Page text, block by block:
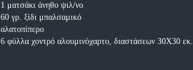
1 ματσάκι άνηθο ψιλ/νο
60 γρ. ξίδι μπαλσαμικό
αλατοπίπερο
6 φύλλα χοντρό αλουμινόχαρτο, διαστάσεων 30Χ30 εκ.